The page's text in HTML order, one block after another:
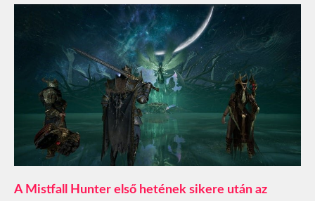
A Mistfall Hunter első hetének sikere után az